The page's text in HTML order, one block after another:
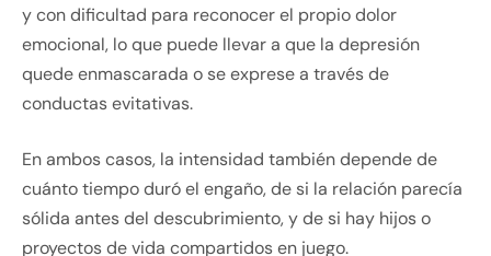
y con dificultad para reconocer el propio dolor
emocional, lo que puede llevar a que la depresión
quede enmascarada o se exprese a través de
conductas evitativas.
En ambos casos, la intensidad también depende de
cuánto tiempo duró el engaño, de si la relación parecía
sólida antes del descubrimiento, y de si hay hijos o
proyectos de vida compartidos en juego.